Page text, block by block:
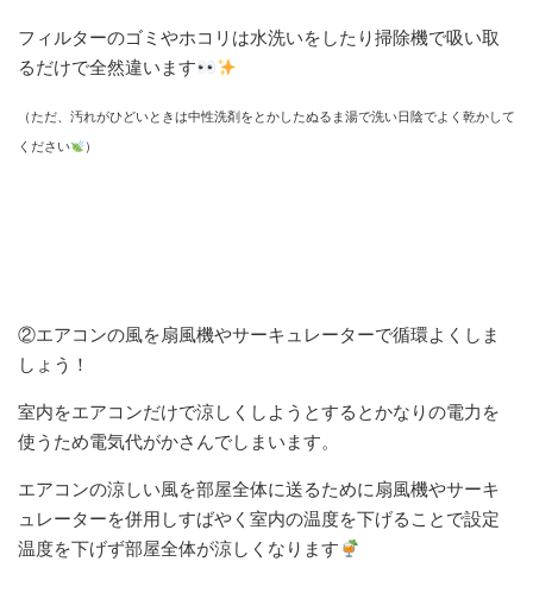
フィルターのゴミやホコリは水洗いをしたり掃除機で吸い取
るだけで全然違います
（ただ、汚れがひどいときは中性洗剤をとかしたぬるま湯で洗い日陰でよく乾かして
ください ）
②エアコンの風を扇風機やサーキュレーターで循環よくしま
しょう！
室内をエアコンだけで涼しくしようとするとかなりの電力を
使うため電気代がかさんでしまいます。
エアコンの涼しい風を部屋全体に送るために扇風機やサーキ
ュレーターを併用しすばやく室内の温度を下げることで設定
温度を下げず部屋全体が涼しくなります